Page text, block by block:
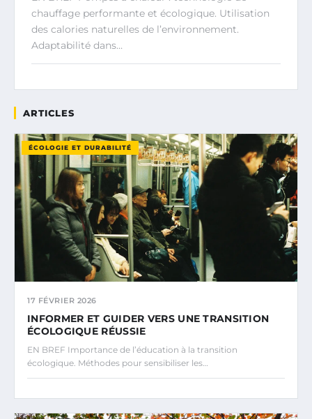
chauffage performante et écologique. Utilisation
des calories naturelles de l’environnement.
Adaptabilité dans…
ARTICLES
ÉCOLOGIE ET DURABILITÉ
17 FÉVRIER 2026
INFORMER ET GUIDER VERS UNE TRANSITION
ÉCOLOGIQUE RÉUSSIE
EN BREF Importance de l’éducation à la transition
écologique. Méthodes pour sensibiliser les…